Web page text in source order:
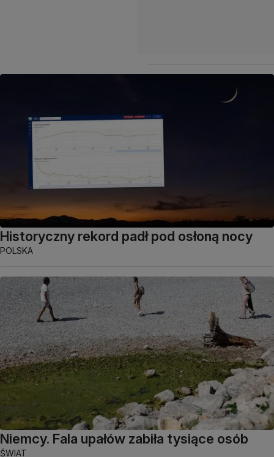
Historyczny rekord padł pod osłoną nocy
POLSKA
Niemcy. Fala upałów zabiła tysiące osób
ŚWIAT